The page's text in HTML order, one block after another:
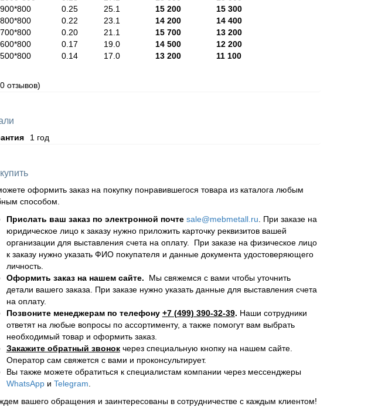
0.25 25.1 15 200
15 300
0.22 23.1 14 200
14 400
0.20 21.1 15 700
13 200
0.17 19.0 14 500
12 200
0.14 17.0 13 200 11 100
отзывов)
1 год
оформить заказ на покупку понравившегося товара из каталога любым
способом.
Прислать ваш заказ по электронной почте sale@mebmetall.ru. При заказе на
юридическое лицо к заказу нужно приложить карточку реквизитов вашей
организации для выставления счета на оплату. При заказе на физическое лицо
к заказу нужно указать ФИО покупателя и данные документа удостоверяющего
личность.
Оформить заказ на нашем сайте. Мы свяжемся с вами чтобы уточнить
детали вашего заказа. При заказе нужно указать данные для выставления счета
на оплату.
Позвоните менеджерам по телефону +7 (499) 390-32-39. Наши сотрудники
ответят на любые вопросы по ассортименту, а также помогут вам выбрать
необходимый товар и оформить заказ.
Закажите обратный звонокчерез специальную кнопку на нашем сайте.
Оператор сам свяжется с вами и проконсультирует.
Вы также можете обратиться к специалистам компании через мессенджеры
WhatsAppи Telegram.
вашего обращения и заинтересованы в сотрудничестве с каждым клиентом!